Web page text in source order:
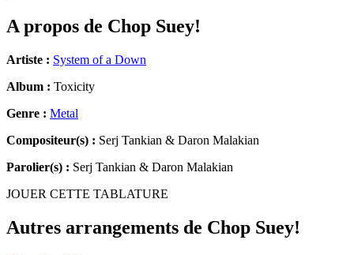
A propos de Chop Suey!
Artiste : System of a Down
Album : Toxicity
Genre : Metal
Compositeur(s) : Serj Tankian & Daron Malakian
Parolier(s) : Serj Tankian & Daron Malakian
JOUER CETTE TABLATURE
Autres arrangements de Chop Suey!